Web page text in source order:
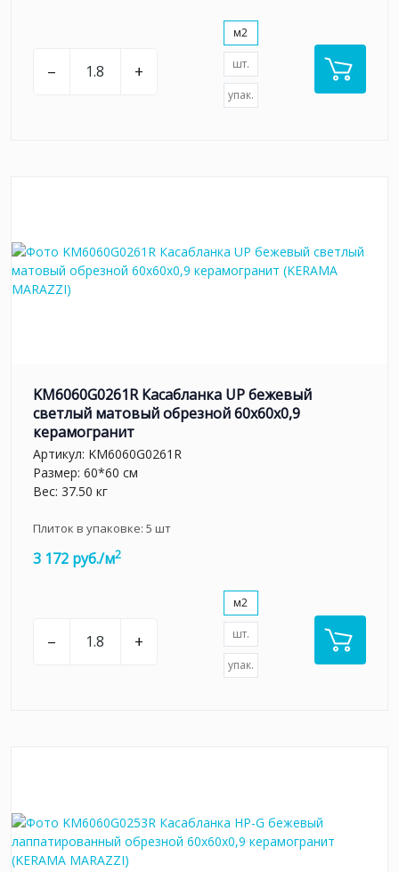
– +
м2
шт.
упак.
KM6060G0261R Касабланка UP бежевый
светлый матовый обрезной 60x60x0,9
керамогранит
Артикул: KM6060G0261R
Размер: 60*60 см
Вес: 37.50 кг
Плиток в упаковке: 5 шт
3 172 руб./м2
– +
м2
шт.
упак.